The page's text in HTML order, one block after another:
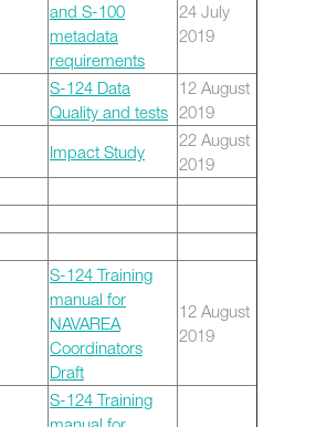
and S-100
metadata
requirements
24 July
2019
S-124 Data
Quality and tests
12 August
2019
Impact Study
22 August
2019
S-124 Training
manual for
NAVAREA
Coordinators
Draft
12 August
2019
S-124 Training